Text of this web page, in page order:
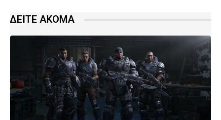
ΔΕΙΤΕ ΑΚΟΜΑ